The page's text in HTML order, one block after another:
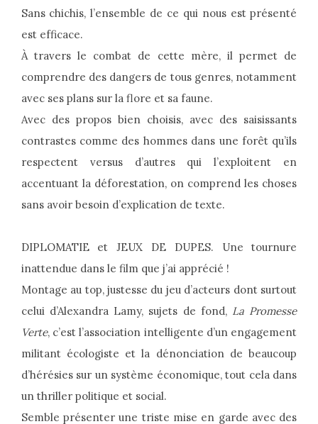
Sans chichis, l’ensemble de ce qui nous est présenté
est efficace.
À travers le combat de cette mère, il permet de
comprendre des dangers de tous genres, notamment
avec ses plans sur la flore‎ et sa faune.
Avec des propos bien choisis, avec des saisissants
contrastes ‎comme des hommes dans une forêt qu’ils
respectent versus d’autres qui l’exploitent en
accentuant la déforestation, on comprend les choses
sans avoir besoin d’explication de texte.
DIPLOMATIE et JEUX DE DUPES. Une tournure
inattendue dans le film que j’ai apprécié !
Montage au top, justesse du jeu d’acteurs dont surtout
celui d’Alexandra Lamy, sujets de fond, La Promesse
Verte, c’est l’association intelligente d’un engagement
militant écologiste et la dénonciation de beaucoup
d’hérésies sur un système économique, tout cela dans
un thriller politique et social.
Semble présenter une triste mise en garde avec des